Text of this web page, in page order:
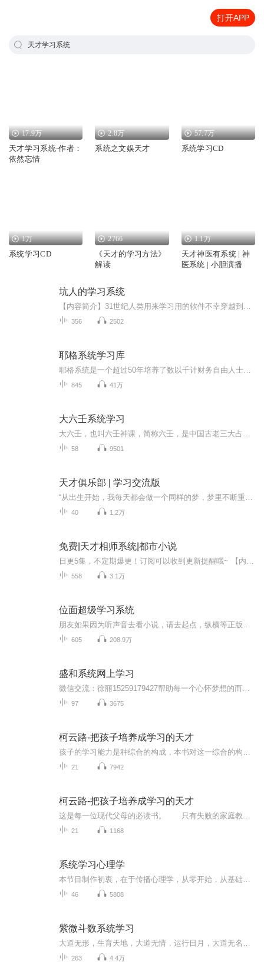
打开APP
天才学习系统
17.9万
天才学习系统-作者：
依然忘情
2.8万
系统之文娱天才
57.7万
系统学习CD
1万
系统学习CD
2766
《天才的学习方法》
解读
1.1万
天才神医有系统 | 神
医系统 | 小胆演播
坑人的学习系统
356 2502
耶格系统学习库
845 41万
大六壬系统学习
58 9501
天才俱乐部 | 学习交流版
40 1.2万
免费|天才相师系统|都市小说
558 3.1万
位面超级学习系统
605 208.9万
盛和系统网上学习
97 3675
柯云路-把孩子培养成学习的天才
21 7942
柯云路-把孩子培养成学习的天才
21 1168
系统学习心理学
46 5808
紫微斗数系统学习
263 4.4万